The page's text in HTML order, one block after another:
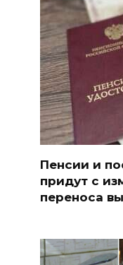
Пенсии и
придут с
переноса